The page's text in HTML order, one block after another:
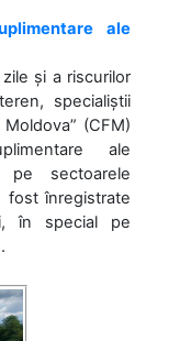
ale
și a riscurilor
specialiștii
(CFM)
ale
pe sectoarele
fost înregistrate
în special pe